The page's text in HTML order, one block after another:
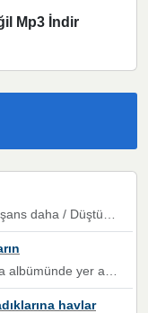
Mp3 İndir
tekrarına izin verilmeyeceğini, kişisel sınırların çizildiğini gösteriyor.
altyapısına vurulduğum, sözlerinde kaybolduğum bir parça olmuş.
havlar